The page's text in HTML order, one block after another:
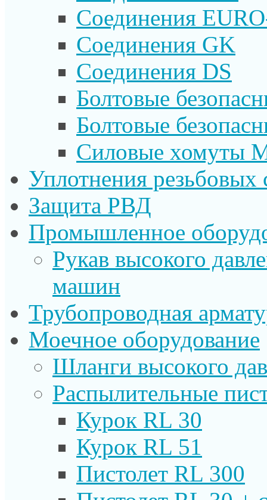
Соединения
Соединения GK
Соединения DS
Болтовые
Болтовые
Силовые хомуты
Уплотнения резьбовых
Защита РВД
Промышленное
Рукав высокого
машин
Трубопроводная
Моечное оборудование
Шланги высокого
Распылительные
Курок RL 30
Курок RL 51
Пистолет RL 300